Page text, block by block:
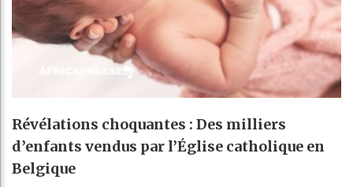
Révélations choquantes : Des milliers
d’enfants vendus par l’Église catholique en
Belgique